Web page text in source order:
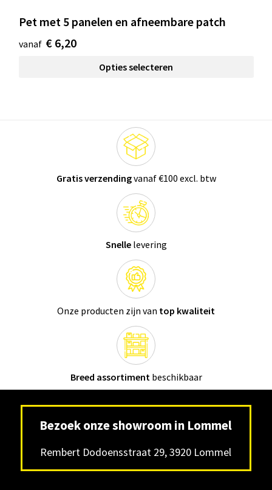
Pet met 5 panelen en afneembare patch
vanaf € 6,20
Opties selecteren
Gratis verzendingvanaf €100 excl. btw
Snellelevering
Onze producten zijn van top kwaliteit
Breed assortiment beschikbaar
Bezoek onze showroom in Lommel
Rembert Dodoensstraat 29, 3920 Lommel